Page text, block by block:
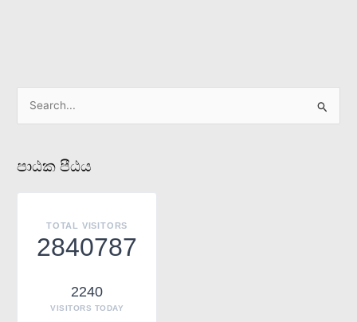
r
c
පාඨක පීඨය
TOTAL VISITORS
2840787
2240
VISITORS TODAY